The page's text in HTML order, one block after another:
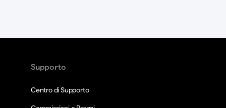
Supporto
Centro di Supporto